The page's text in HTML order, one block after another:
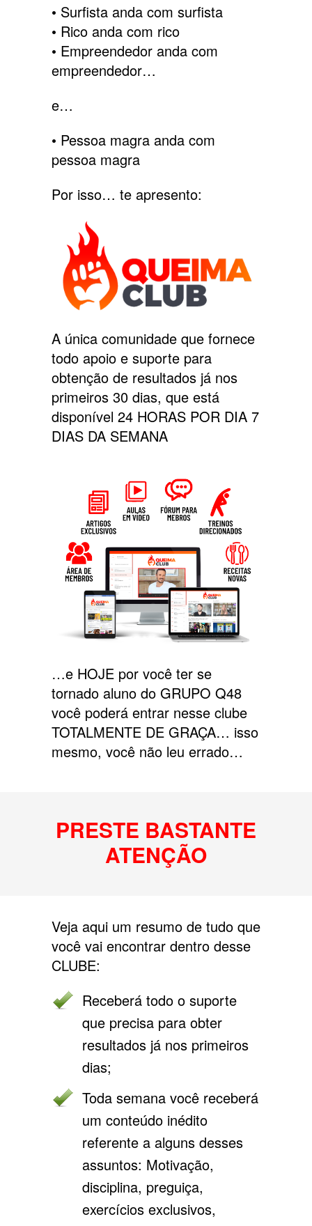
• Surfista anda com surfista
• Rico anda com rico
• Empreendedor anda com
empreendedor…
e…
• Pessoa magra anda com
pessoa magra
Por isso… te apresento:
A única comunidade que fornece
todo apoio e suporte para
obtenção de resultados já nos
primeiros 30 dias, que está
disponível 24 HORAS POR DIA 7
DIAS DA SEMANA
…e HOJE por você ter se
tornado aluno do GRUPO Q48
você poderá entrar nesse clube
TOTALMENTE DE GRAÇA… isso
mesmo, você não leu errado…
PRESTE BASTANTE
ATENÇÃO
Veja aqui um resumo de tudo que
você vai encontrar dentro desse
CLUBE:
Receberá todo o suporte
que precisa para obter
resultados já nos primeiros
dias;
Toda semana você receberá
um conteúdo inédito
referente a alguns desses
assuntos: Motivação,
disciplina, preguiça,
exercícios exclusivos,